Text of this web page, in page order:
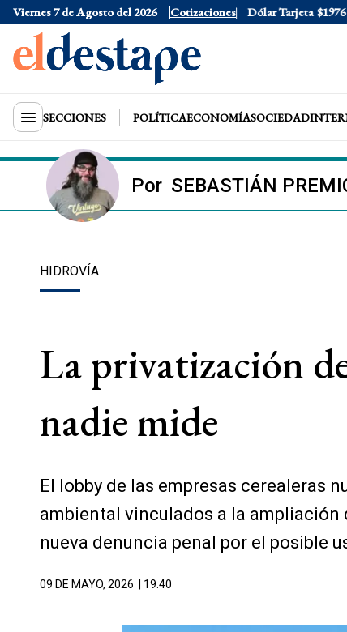
Viernes 7 de Agosto del 2026 Cotizaciones
Dólar Oficial $1520 Dólar Tarjeta $1976
SECCIONES POLÍTICAECONOMÍASOCIEDAD
Por SEBASTIÁN
HIDROVÍA
La privatización
nadie mide
El lobby de las empresas cerealeras
ambiental vinculados a la ampliación
nueva denuncia penal por el posible
09 DE MAYO, 2026 | 19.40